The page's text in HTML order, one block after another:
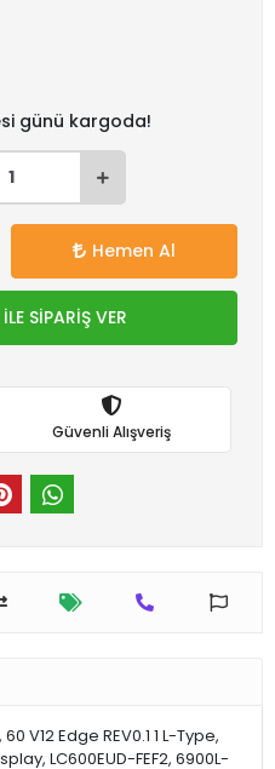
günü kargoda!
Hemen Al
SİPARİŞ VER
Güvenli Alışveriş
V12 Edge REV0.1 1 L-Type,
LC600EUD-FEF2, 6900L-